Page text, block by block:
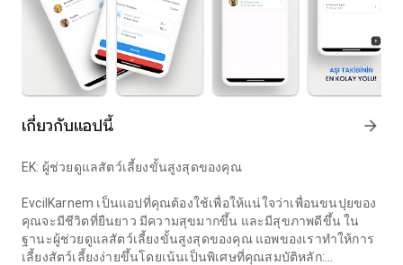
เกี่ยวกับแอปนี้ arrow_forward
EK: ผู้ช่วยดูแลสัตว์เลี้ยงขั้นสูงสุดของคุณ
EvcilKarnem เป็นแอปที่คุณต้องใช้เพื่อให้แน่ใจว่าเพื่อนขนปุยของ
คุณจะมีชีวิตที่ยืนยาว มีความสุขมากขึ้น และมีสุขภาพดีขึ้น ใน
ฐานะผู้ช่วยดูแลสัตว์เลี้ยงขั้นสูงสุดของคุณ แอพของเราทำให้การ
เลี้ยงสัตว์เลี้ยงง่ายขึ้นโดยเน้นเป็นพิเศษที่คุณสมบัติหลัก: